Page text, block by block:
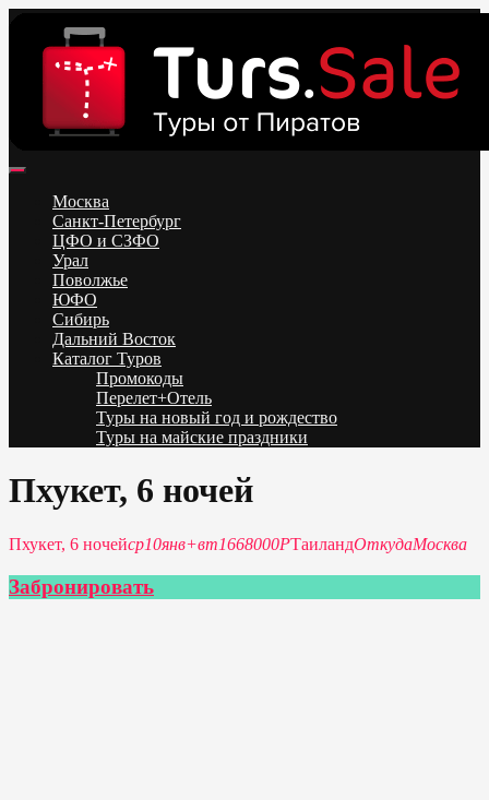
content
Низкие цены на путевки 3-7-10 ночей все включено, отдых на
море. Распродажа экскурсионных и горнолыжных туров.
Обновление каждый день. Официальный сайт Тур Сейл
Москва
Санкт-Петербург
ЦФО и СЗФО
Урал
Поволжье
ЮФО
Сибирь
Дальний Восток
Каталог Туров
Промокоды
Перелет+Отель
Туры на новый год и рождество
Туры на майские праздники
Пхукет, 6 ночей
Пхукет, 6 ночейср10янв+вт1668000РТаиландОткудаМосква
Забронировать